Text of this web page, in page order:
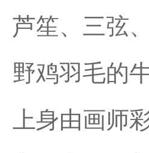
芦笙、三弦
野鸡羽毛的
上身由画师